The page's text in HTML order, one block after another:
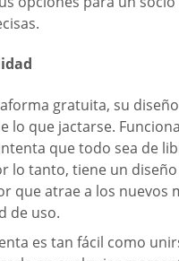
gratuita, su
lo que jactarse.
que todo sea de
lo tanto, tiene un
que atrae a los nuevos
de uso.
es tan fácil como